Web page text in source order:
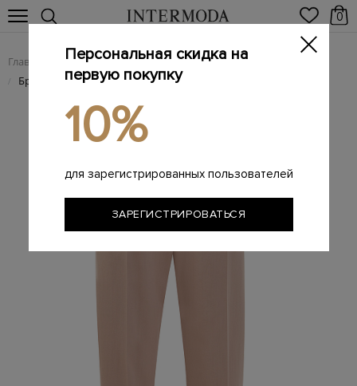
0
Главная Женщинам / Женская одежда / Женские брюки
/ Брюки Baggy из гладкого хлопкового интерлока Couture
Персональная скидка на
первую покупку
10%
для зарегистрированных пользователей
ЗАРЕГИСТРИРОВАТЬСЯ